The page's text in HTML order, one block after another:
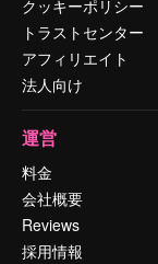
クッキーポリシー
トラストセンター
アフィリエイト
法人向け
運営
料金
会社概要
Reviews
採用情報